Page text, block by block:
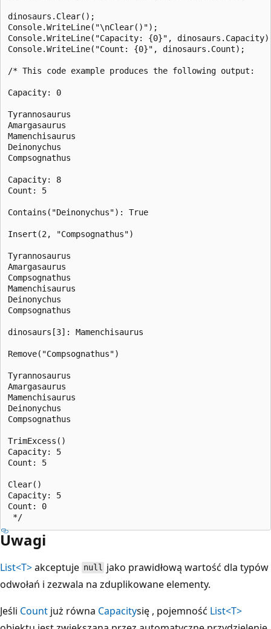
dinosaurs.Clear();
Console.WriteLine("\nClear()");
Console.WriteLine("Capacity: {0}",
Console.WriteLine("Count: {0}", dinosaurs.Count);
/* This code example produces the following output:
Capacity: 0
Tyrannosaurus
Amargasaurus
Mamenchisaurus
Deinonychus
Compsognathus
Capacity: 8
Count: 5
Contains("Deinonychus"): True
Insert(2, "Compsognathus")
Tyrannosaurus
Amargasaurus
Compsognathus
Mamenchisaurus
Deinonychus
Compsognathus
dinosaurs[3]: Mamenchisaurus
Remove("Compsognathus")
Tyrannosaurus
Amargasaurus
Mamenchisaurus
Deinonychus
Compsognathus
TrimExcess()
Capacity: 5
Count: 5
Clear()
Capacity: 5
Count: 0
Uwagi
List<T>akceptuje null jako prawidłową wartość dla typów
odwołań i zezwala na zduplikowane elementy.
Jeśli Count już równa Capacitysię , pojemność List<T>